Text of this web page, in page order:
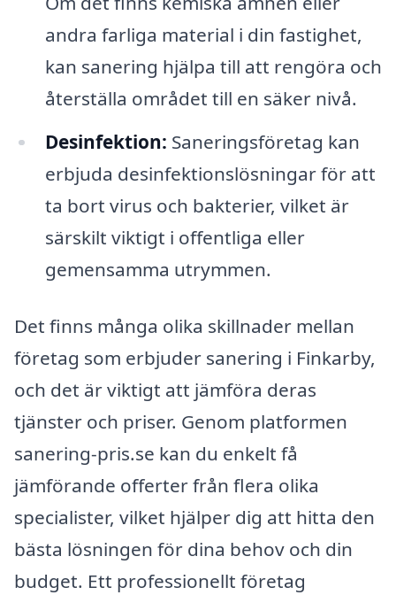
andra farliga material i din fastighet,
kan sanering hjälpa till att rengöra och
återställa området till en säker nivå.
Desinfektion: Saneringsföretag kan
erbjuda desinfektionslösningar för att
ta bort virus och bakterier, vilket är
särskilt viktigt i offentliga eller
gemensamma utrymmen.
Det finns många olika skillnader mellan
företag som erbjuder sanering i Finkarby,
och det är viktigt att jämföra deras
tjänster och priser. Genom platformen
sanering-pris.se kan du enkelt få
jämförande offerter från flera olika
specialister, vilket hjälper dig att hitta den
bästa lösningen för dina behov och din
budget. Ett professionellt företag